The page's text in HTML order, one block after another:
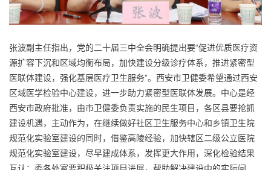
张波副主任指出，党的二十届三中全会明确提出要“促进优质医疗资
源扩容下沉和区域均衡布局，加快建设分级诊疗体系，推进紧密型
医联体建设，强化基层医疗卫生服务”。西安市卫健委希望通过西安
区域医学检验中心建设，进一步助力紧密型医联体发展。中心是经
西安市政府批准，由市卫健委负责实施的民生项目，各区县要抢抓
建设机遇，主动作为，在继续做好社区卫生服务中心和乡镇卫生院
规范化实验室建设的同时，借鉴高陵经验，加快辖区二级公立医院
规范化实验室建设，尽早建成体系，发挥更大作用，深化检验结果